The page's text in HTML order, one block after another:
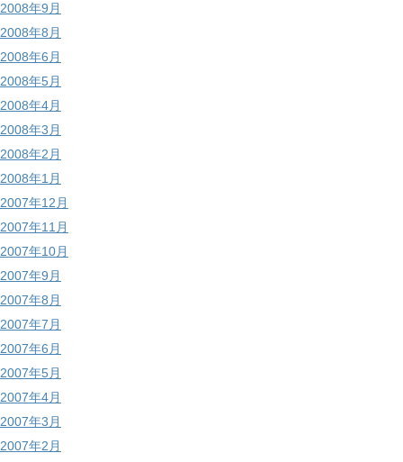
2008年9月
2008年8月
2008年6月
2008年5月
2008年4月
2008年3月
2008年2月
2008年1月
2007年12月
2007年11月
2007年10月
2007年9月
2007年8月
2007年7月
2007年6月
2007年5月
2007年4月
2007年3月
2007年2月